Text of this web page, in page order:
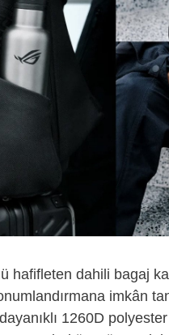
hafifleten dahili bagaj
imkân
1260D